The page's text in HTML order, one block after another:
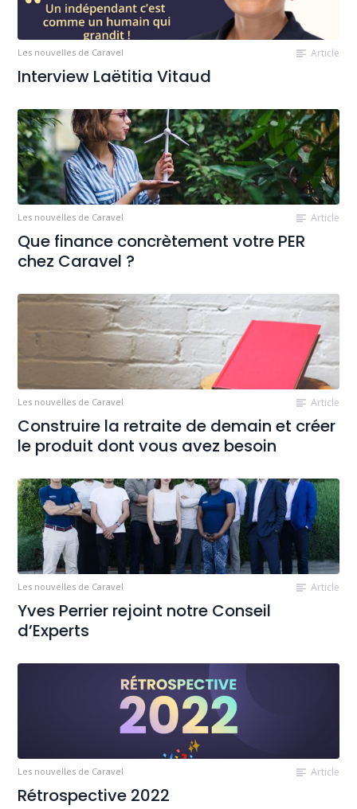
Les nouvelles de Caravel Article
Interview Laëtitia Vitaud
Les nouvelles de Caravel Article
Que finance concrètement votre PER
chez Caravel ?
Les nouvelles de Caravel Article
Construire la retraite de demain et créer
le produit dont vous avez besoin
Les nouvelles de Caravel Article
Yves Perrier rejoint notre Conseil
d’Experts
Les nouvelles de Caravel Article
Rétrospective 2022